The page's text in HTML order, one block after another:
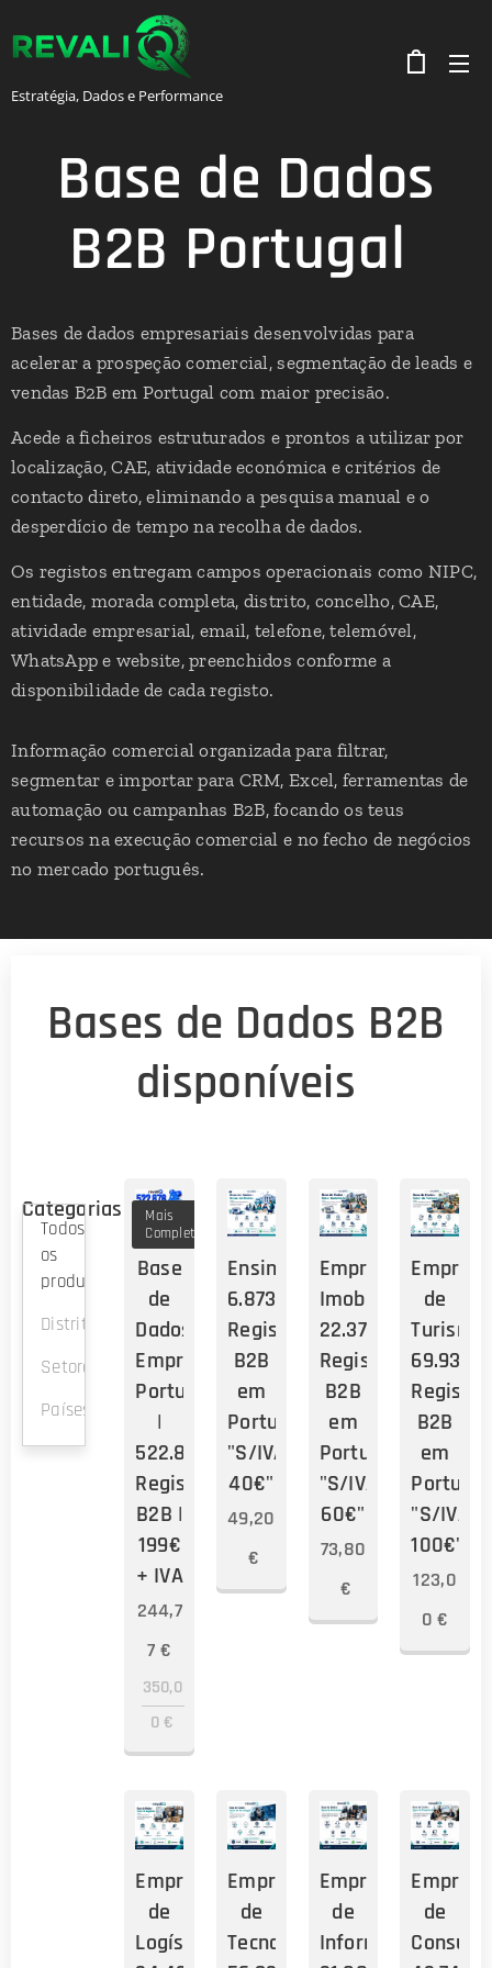
Estratégia, Dados e Performance
Base de Dados
B2B Portugal
Bases de dados empresariais desenvolvidas para
acelerar a prospeção comercial, segmentação de leads e
vendas B2B em Portugal com maior precisão.
Acede a ficheiros estruturados e prontos a utilizar por
localização, CAE, atividade económica e critérios de
contacto direto, eliminando a pesquisa manual e o
desperdício de tempo na recolha de dados.
Os registos entregam campos operacionais como NIPC,
entidade, morada completa, distrito, concelho, CAE,
atividade empresarial, email, telefone, telemóvel,
WhatsApp e website, preenchidos conforme a
disponibilidade de cada registo.
Informação comercial organizada para filtrar,
segmentar e importar para CRM, Excel, ferramentas de
automação ou campanhas B2B, focando os teus
recursos na execução comercial e no fecho de negócios
no mercado português.
Bases de Dados B2B
disponíveis
Categorias
Todos
os
produtos
Distritos
Setores
Países
Base
de
Dados
Empresas
Portugal
|
522.878
Registos
B2B |
199€
+ IVA
Mais
Completa
244,7
7 €
350,0
0€
Ensino
6.873
Registos
B2B
em
Portugal
"S/IVA:
40€"
49,20
€
Empresas
Imobiliárias
22.378
Registos
B2B
em
Portugal
"S/IVA:
60€"
73,80
€
de
Turismo
69.937
Registos
B2B
em
Portugal
"S/IVA:
100€"
123,0
0 €
Empresas
de
Logística
Empresas
de
Tecnologia
Empresas
de
Informática
de